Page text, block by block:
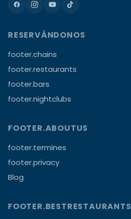
RESERVÁNDONOS
footer.chains
footer.restaurants
footer.bars
footer.nightclubs
FOOTER.ABOUTUS
footer.termines
footer.privacy
Blog
FOOTER.BESTRESTAURANTS